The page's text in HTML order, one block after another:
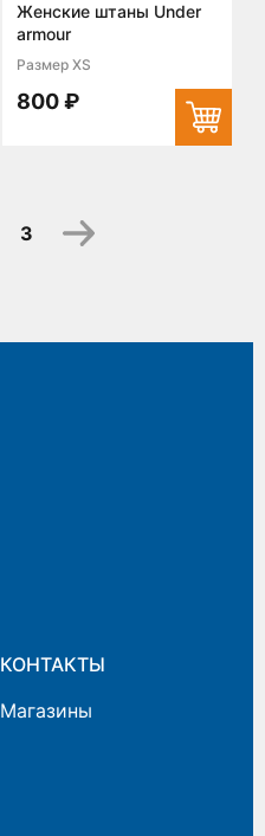
Женские штаны Under
armour
Размер XS
800 ₽
3
КОНТАКТЫ
Магазины